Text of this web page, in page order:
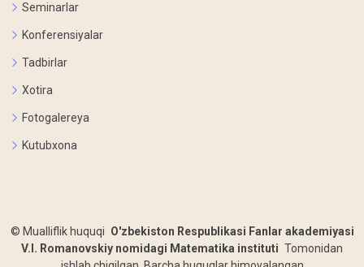
Seminarlar
Konferensiyalar
Tadbirlar
Xotira
Fotogalereya
Kutubxona
© Mualliflik huquqi O'zbekiston Respublikasi Fanlar akademiyasi
V.I. Romanovskiy nomidagi Matematika instituti Tomonidan